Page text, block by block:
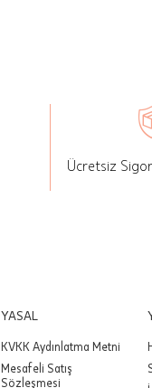
Ücretsiz
YASAL
KVKK Aydınlatma Metni
Mesafeli Satış
Sözleşmesi
Önemli:
Önemli: